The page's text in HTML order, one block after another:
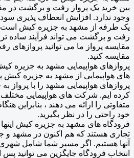
بین خرید یک پرواز رفت و برگشت در
وجود ندارد. افزایش انعطاف پذیری
یک طرفه از مشهد به جزیره کیش است.
رفت و برگشت می تواند فرآیند ساده
مقایسه پرواز ما می توانید
مقایسه کنید.
پروازهای هواپیمایی مشهد به جزیره
های هواپیمایی از مشهد به جزیره کیش
پروازهای هواپیمایی مشهد را با
کرده ایم. شرکت های هواپیمایی
متفاوتی را ارائه می دهند ، بنابراین
خود راحتی را در نظر بگیرید.
فرودگاه های مشهد به جزیره کیش
تجاری هستند که هم اکنون در مشهد و
آنها هستیم. اگر مسیر شما شامل شهری
انتخاب فرودگاه جایگزین می توانید پس